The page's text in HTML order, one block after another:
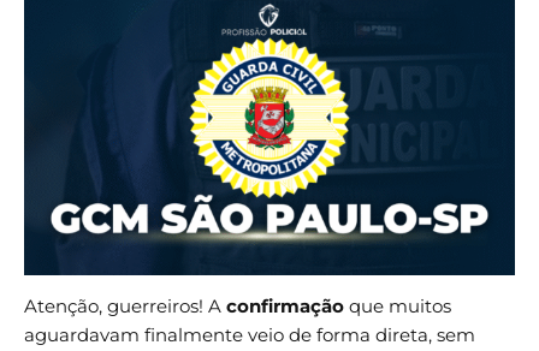
Atenção, guerreiros! A confirmação que muitos
aguardavam finalmente veio de forma direta, sem